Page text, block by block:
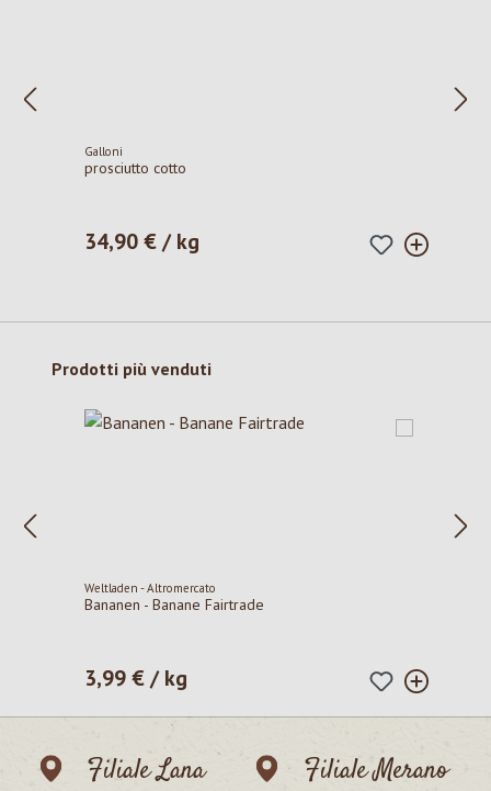
Galloni
prosciutto cotto
Prezzo normale:
34,90 € / kg
Salta la galleria dei prodotti
Prodotti più venduti
Weltladen - Altromercato
Bananen - Banane Fairtrade
Prezzo normale:
3,99 € / kg
Filiale Lana
Filiale Merano